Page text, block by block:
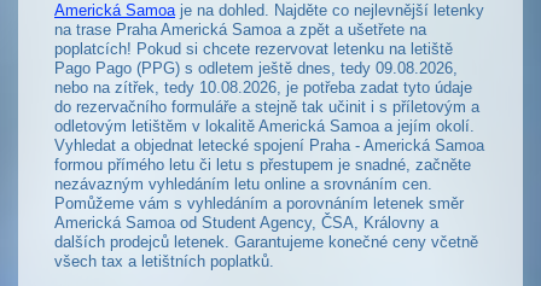
Americká Samoaje na dohled. Najděte co nejlevnější letenky
na trase Praha Americká Samoa a zpět a ušetřete na
poplatcích! Pokud si chcete rezervovat letenku na letiště
Pago Pago (PPG) s odletem ještě dnes, tedy 09.08.2026,
nebo na zítřek, tedy 10.08.2026, je potřeba zadat tyto údaje
do rezervačního formuláře a stejně tak učinit i s příletovým a
odletovým letištěm v lokalitě Americká Samoa a jejím okolí.
Vyhledat a objednat letecké spojení Praha - Americká Samoa
formou přímého letu či letu s přestupem je snadné, začněte
nezávazným vyhledáním letu online a srovnáním cen.
Pomůžeme vám s vyhledáním a porovnáním letenek směr
Americká Samoa od Student Agency, ČSA, Královny a
dalších prodejců letenek. Garantujeme konečné ceny včetně
všech tax a letištních poplatků.